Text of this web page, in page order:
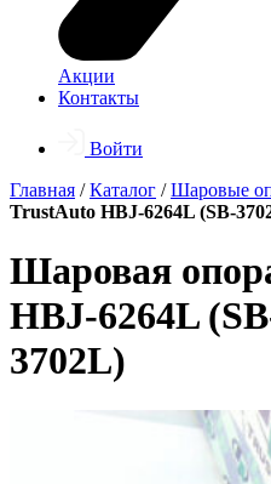
Акции
Контакты
Войти
Главная /Каталог /Шаровые
TrustAuto HBJ-6264L (SB-
Шаровая
HBJ-6264L
3702L)